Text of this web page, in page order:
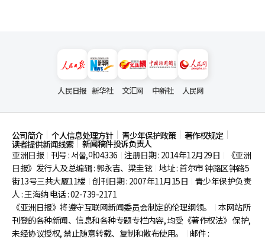
人民日报 新华社 文汇网 中新社 人民网
公司简介 个人信息处理方针 青少年保护政策 著作权规定
读者提供新闻线索
新闻稿件投诉负责人
亚洲日报
刊号 : 서울,아04336 注册日期 : 2014年12月29日
《亚洲
日报》发行人及总编辑 : 郭永吉、梁圭铉 地址 : 首尔市钟路区钟路5
街13号三共大厦11楼 创刊日期 : 2007年11月15日
青少年保护负责
人 : 王海纳 电话 : 02-739-2171
《亚洲日报》将遵守互联网新闻委员会制定的伦理纲领。
本网站所
刊登的各种新闻、信息和各种专题专栏内容, 均受《著作权法》 保护,
未经协议授权, 禁止随意转载、复制和散布使用。
邮件 :